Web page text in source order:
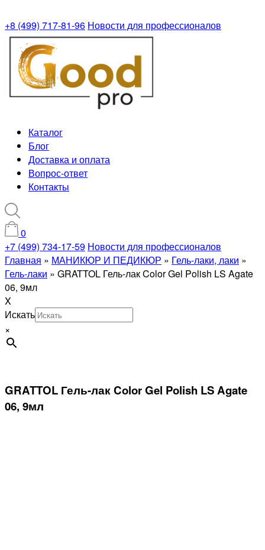
+8 (499) 717-81-96 Новости для профессионалов
Каталог
Блог
Доставка и оплата
Вопрос-ответ
Контакты
0
+7 (499) 734-17-59 Новости для профессионалов
Главная » МАНИКЮР И ПЕДИКЮР » Гель-лаки, лаки »
Гель-лаки » GRATTOL Гель-лак Color Gel Polish LS Agate
06, 9мл
X
Искать
×
GRATTOL Гель-лак Color Gel Polish LS Agate
06, 9мл